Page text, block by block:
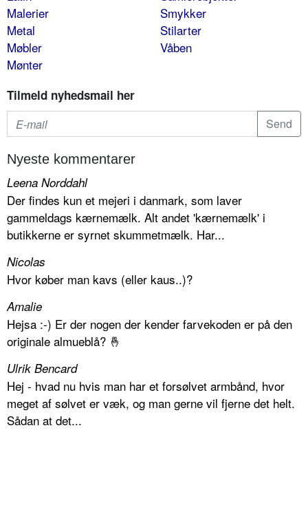
Malerier
Metal
Møbler
Mønter
Smykker
Stilarter
Våben
Tilmeld nyhedsmail her
Nyeste kommentarer
Leena Norddahl
Der findes kun et mejeri i danmark, som laver
gammeldags kærnemælk. Alt andet 'kærnemælk' i
butikkerne er syrnet skummetmælk. Har...
Nicolas
Hvor køber man kavs (eller kaus..)?
Amalie
Hejsa :-) Er der nogen der kender farvekoden er på den
originale almueblå? 🤞
Ulrik Bencard
Hej - hvad nu hvis man har et forsølvet armbånd, hvor
meget af sølvet er væk, og man gerne vil fjerne det helt.
Sådan at det...